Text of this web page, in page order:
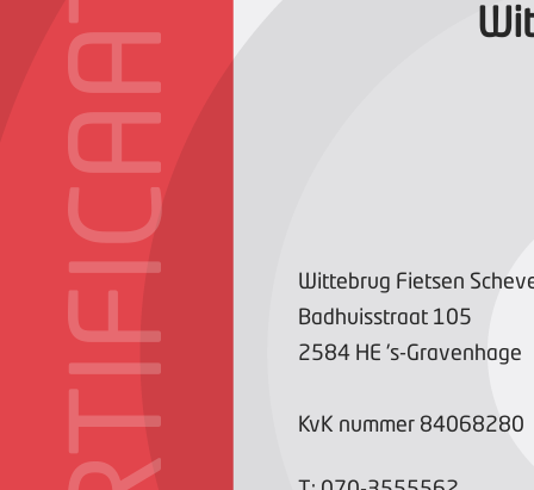
Wittebrug Fietsen
Badhuisstraat 105
2584 HE 's-Gravenhage
KvK nummer 84068280